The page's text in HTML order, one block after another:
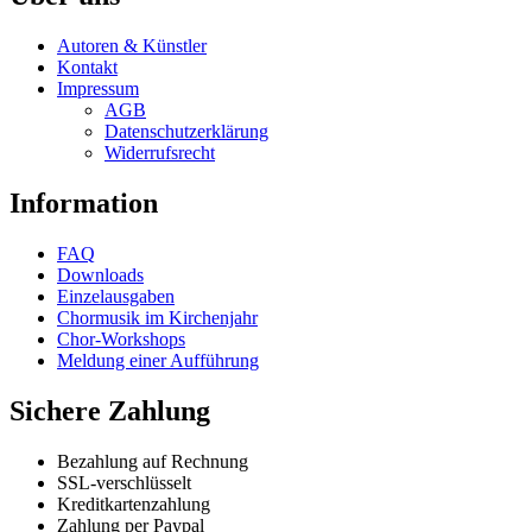
the
product
page
multiple
The
options
may
be
chosen
on
product
Autoren & Künstler
Kontakt
Impressum
AGB
Datenschutzerklärung
Widerrufsrecht
Information
FAQ
Downloads
Einzelausgaben
Chormusik im Kirchenjahr
Chor-Workshops
Meldung einer Aufführung
Sichere Zahlung
Bezahlung auf Rechnung
SSL-verschlüsselt
Kreditkartenzahlung
Zahlung per Paypal